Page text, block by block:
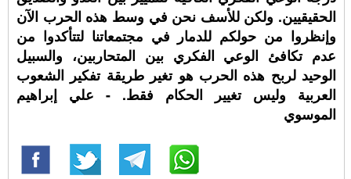
الحقيقيين. ولكن للأسف نحن في وسط هذه الحرب الآن
وإنظروا من حولكم للدمار في مجتمعاتنا لتتأكدوا من
عدم تكافئ الوعي الفكري بين المتحاربين، والسبيل
الوحيد لربح هذه الحرب هو تغير طريقة تفكير الشعوب
العربية وليس تغيير الحكام فقط. - علي إبراهيم
الموسوي